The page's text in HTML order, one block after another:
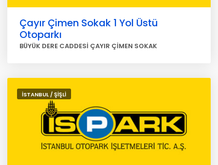
Çayır Çimen Sokak 1 Yol Üstü
Otoparkı
BÜYÜK DERE CADDESİ ÇAYIR ÇİMEN SOKAK
İSTANBUL / ŞİŞLİ